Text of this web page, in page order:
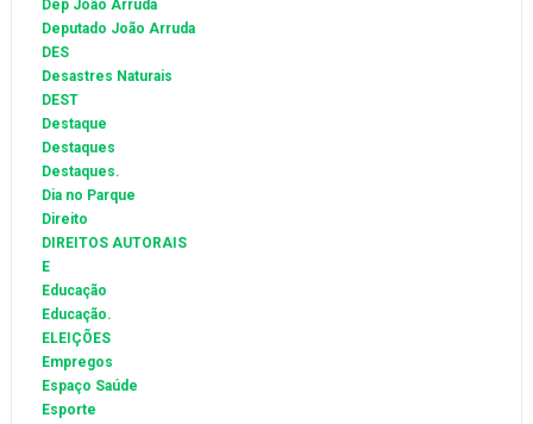
Dep João Arruda
Deputado João Arruda
DES
Desastres Naturais
DEST
Destaque
Destaques
Destaques.
Dia no Parque
Direito
DIREITOS AUTORAIS
E
Educação
Educação.
ELEIÇÕES
Empregos
Espaço Saúde
Esporte